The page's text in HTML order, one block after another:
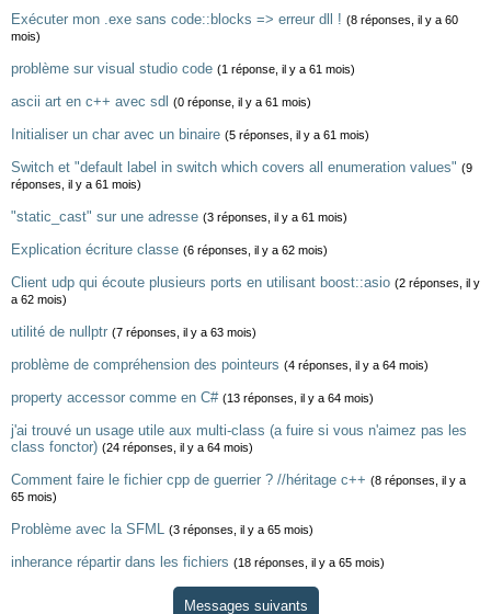
Exécuter mon .exe sans code::blocks => erreur dll ! (8 réponses, il y a 60
mois)
problème sur visual studio code (1 réponse, il y a 61 mois)
ascii art en c++ avec sdl (0 réponse, il y a 61 mois)
Initialiser un char avec un binaire (5 réponses, il y a 61 mois)
Switch et "default label in switch which covers all enumeration values" (9
réponses, il y a 61 mois)
"static_cast" sur une adresse (3 réponses, il y a 61 mois)
Explication écriture classe (6 réponses, il y a 62 mois)
Client udp qui écoute plusieurs ports en utilisant boost::asio (2 réponses, il y
a 62 mois)
utilité de nullptr (7 réponses, il y a 63 mois)
problème de compréhension des pointeurs (4 réponses, il y a 64 mois)
property accessor comme en C# (13 réponses, il y a 64 mois)
j'ai trouvé un usage utile aux multi-class (a fuire si vous n'aimez pas les
class fonctor) (24 réponses, il y a 64 mois)
Comment faire le fichier cpp de guerrier ? //héritage c++ (8 réponses, il y a
65 mois)
Problème avec la SFML (3 réponses, il y a 65 mois)
inherance répartir dans les fichiers (18 réponses, il y a 65 mois)
Messages suivants